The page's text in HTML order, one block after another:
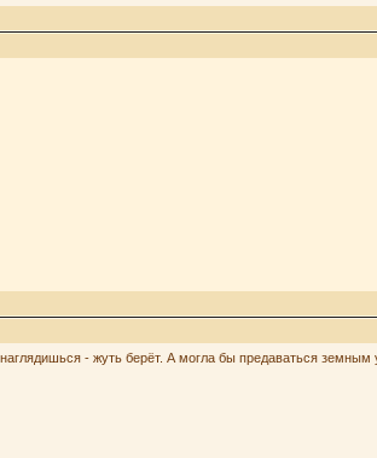
- жуть берёт. А могла бы предаваться земным